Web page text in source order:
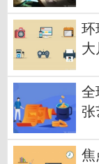
环
大
全
张
焦